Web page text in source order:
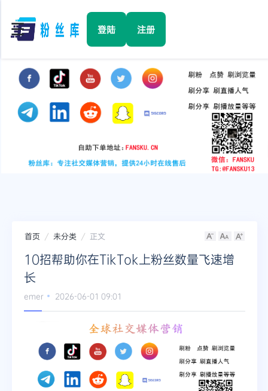
☰ 登陆 注册
Facebook
TikTok
YouTube
Twitter
首页 未分类 正文
10招帮助你在TikTok上粉丝数量飞速增
长
emer 2026-06-01 09:01